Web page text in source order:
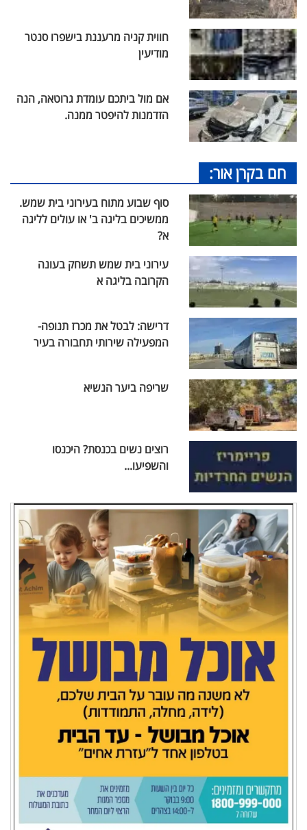
חווית קניה מרעננת בישפרו סנטר
מודיעין
אם מול ביתכם עומדת גרוטאה, הנה
הזדמנות להיפטר ממנה.
חם בקרן אור:
סוף שבוע מתוח בעירוני בית שמש.
ממשיכים בליגה ב' או עולים לליגה
א?
עירוני בית שמש תשחק בעונה
הקרובה בליגה א
דרישה: לבטל את מכרז תנופה-
המפעילה שירותי תחבורה בעיר
שריפה ביער הנשיא
רוצים נשים בכנסת? היכנסו
והשפיעו...